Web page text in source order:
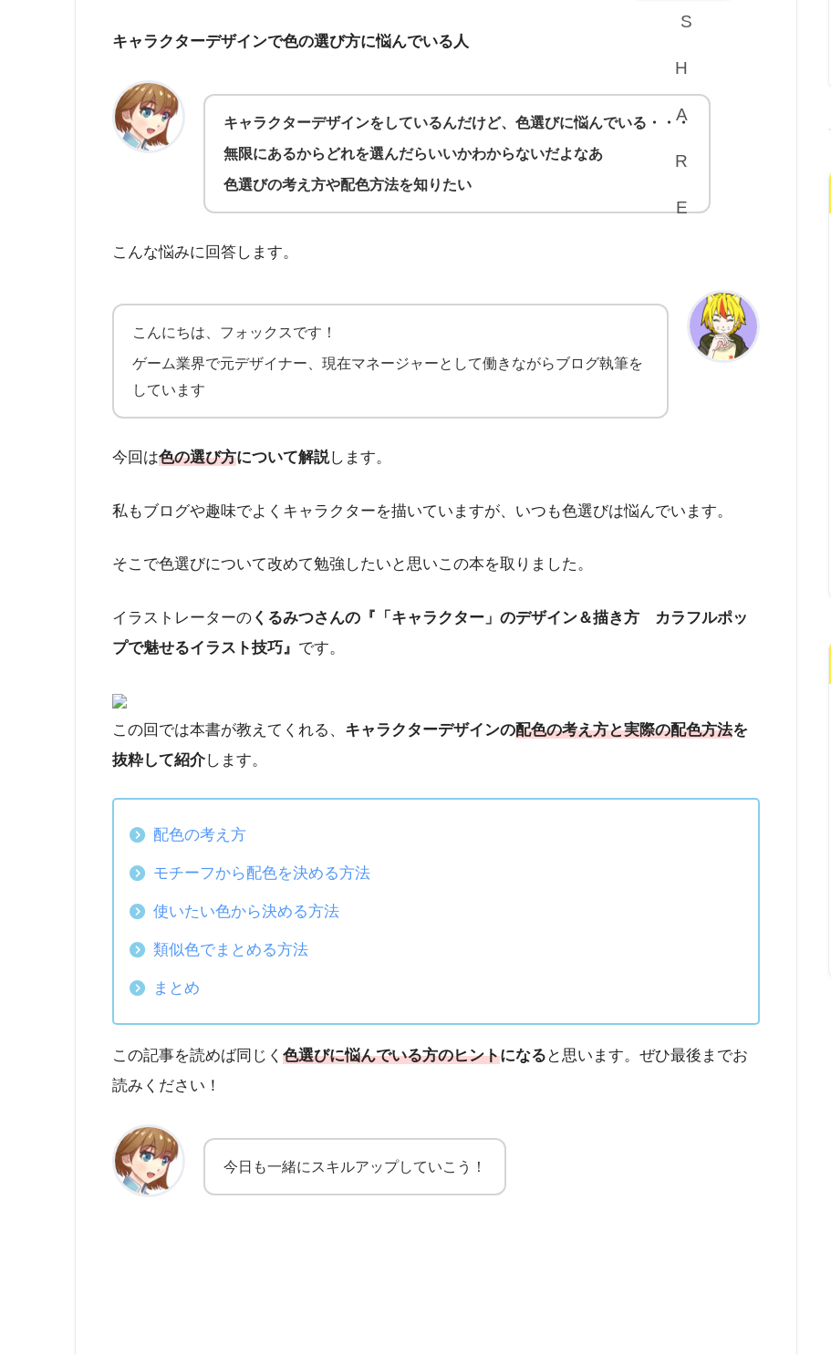
キャラクターデザインで色の選び方に悩んでいる人
キャラクターデザインをしているんだけど、色選びに悩んでいる・・・
無限にあるからどれを選んだらいいかわからないだよなあ
色選びの考え方や配色方法を知りたい
こんな悩みに回答します。
こんにちは、フォックスです！
ゲーム業界で元デザイナー、現在マネージャーとして働きながらブログ執筆を
しています
今回は色の選び方について解説します。
私もブログや趣味でよくキャラクターを描いていますが、いつも色選びは悩んでいます。
そこで色選びについて改めて勉強したいと思いこの本を取りました。
イラストレーターの くるみつさんの『「キャラクター」のデザイン＆描き方 カラフルポッ
プで魅せるイラスト技巧』 です。
この回では本書が教えてくれる、 キャラクターデザインの配色の考え方と実際の配色方法を
抜粋して紹介します。
配色の考え方
モチーフから配色を決める方法
使いたい色から決める方法
類似色でまとめる方法
まとめ
この記事を読めば同じく 色選びに悩んでいる方のヒントになる と思います。ぜひ最後までお
読みください！
今日も一緒にスキルアップしていこう！